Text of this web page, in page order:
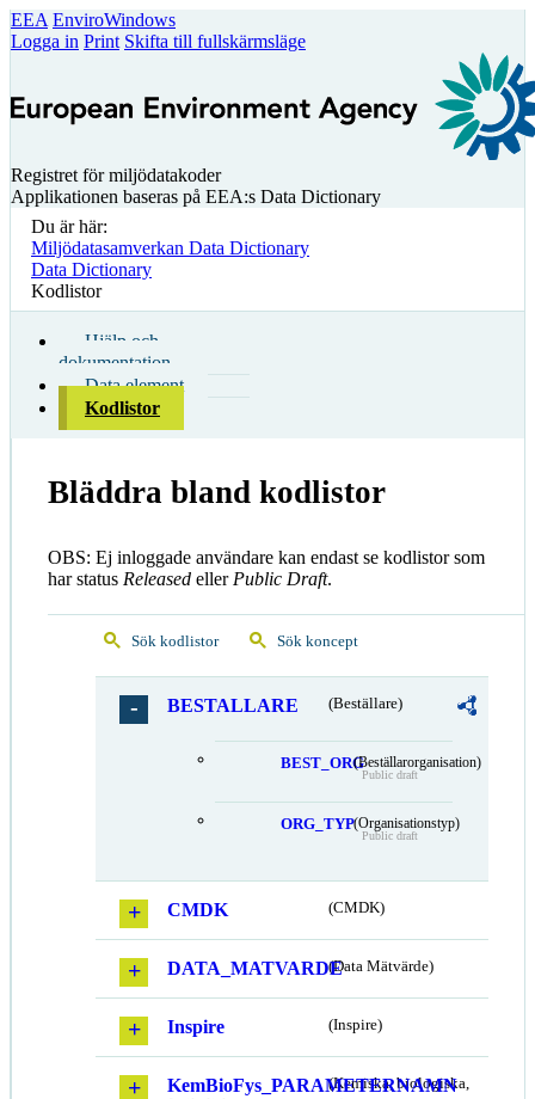
EEA EnviroWindows
Logga in Print Skifta till fullskärmsläge
Registret för miljödatakoder
Applikationen baseras på EEA:s Data Dictionary
Du är här:
Miljödatasamverkan Data Dictionary
Data Dictionary
Kodlistor
Hjälp och
dokumentation
Data element
Kodlistor
Bläddra bland kodlistor
OBS: Ej inloggade användare kan endast se kodlistor som
har status Released eller Public Draft.
Sök kodlistor Sök koncept
BESTALLARE (Beställare)
BEST_ORG(Beställarorganisation)
Public draft
ORG_TYP(Organisationstyp)
Public draft
CMDK (CMDK)
DATA_MATVARDE(Data Mätvärde)
Inspire (Inspire)
KemBioFys_PARAMETERNAMN
(Kemiska, biologiska,